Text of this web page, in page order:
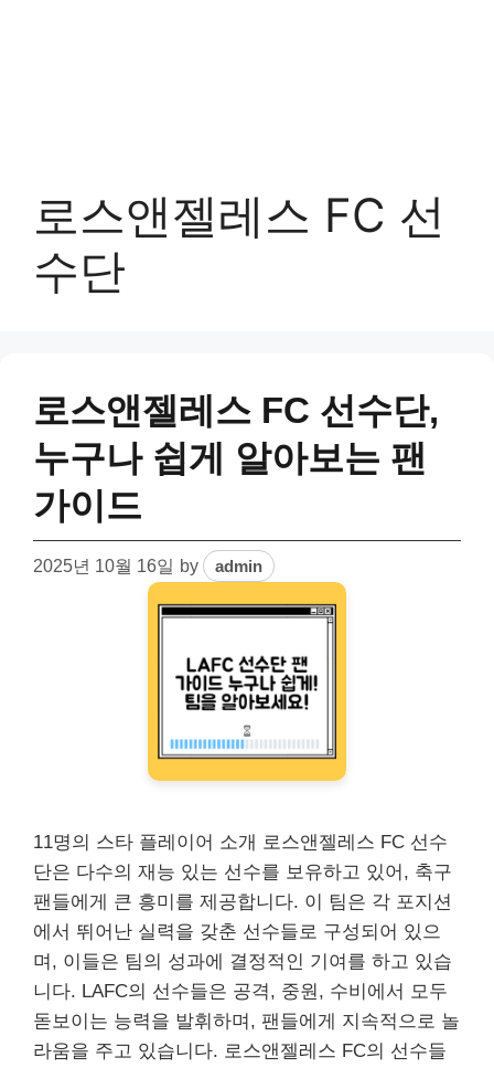
로스앤젤레스 FC 선
수단
로스앤젤레스 FC 선수단,
누구나 쉽게 알아보는 팬
가이드
2025년 10월 16일 by admin
11명의 스타 플레이어 소개 로스앤젤레스 FC 선수
단은 다수의 재능 있는 선수를 보유하고 있어, 축구
팬들에게 큰 흥미를 제공합니다. 이 팀은 각 포지션
에서 뛰어난 실력을 갖춘 선수들로 구성되어 있으
며, 이들은 팀의 성과에 결정적인 기여를 하고 있습
니다. LAFC의 선수들은 공격, 중원, 수비에서 모두
돋보이는 능력을 발휘하며, 팬들에게 지속적으로 놀
라움을 주고 있습니다. 로스앤젤레스 FC의 선수들